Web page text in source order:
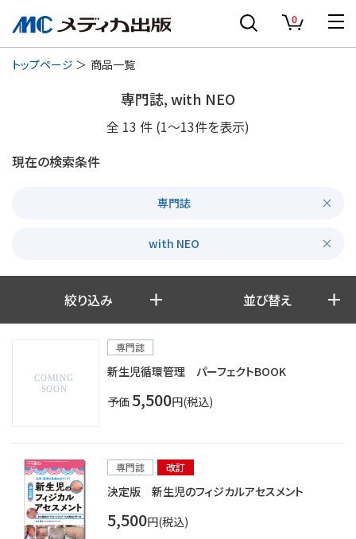
0
トップページ 商品一覧
専門誌, with NEO
全 13 件 (1〜13件を表示)
現在の検索条件
専門誌
with NEO
絞り込み 並び替え
専門誌
新生児循環管理 パーフェクトBOOK
予価 5,500円(税込)
専門誌 改訂
決定版 新生児のフィジカルアセスメント
5,500円(税込)